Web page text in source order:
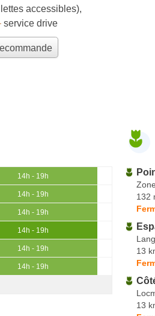
accessibles),
service drive
14h - 19h
14h - 19h
14h - 19h
14h - 19h
14h - 19h
14h - 19h
132
13
13